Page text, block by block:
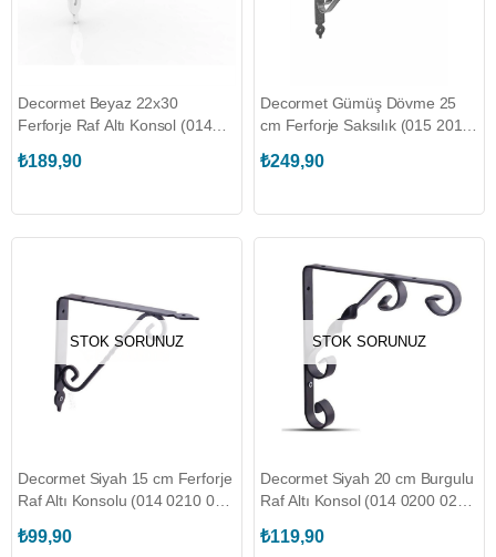
Decormet Beyaz 22x30
Ferforje Raf Altı Konsol (014
₺189,90
Decormet Gümüş Dövme 25
cm Ferforje Saksılık (015 2010
₺249,90
STOK SORUNUZ
Decormet Siyah 15 cm Ferforje
Raf Altı Konsolu (014 0210 012
₺99,90
STOK SORUNUZ
Decormet Siyah 20 cm Burgulu
Raf Altı Konsol (014 0200 020
₺119,90